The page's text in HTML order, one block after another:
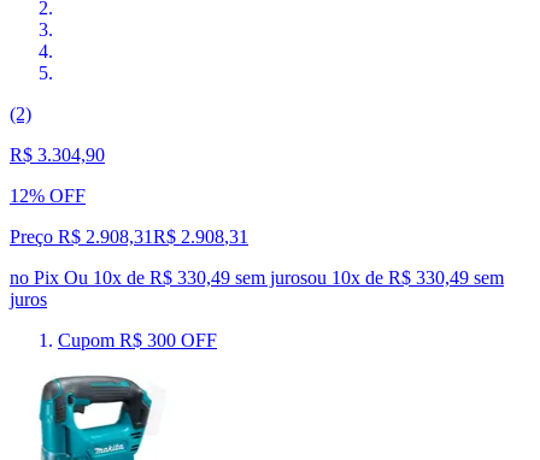
(2)
R$ 3.304,90
12% OFF
Preço R$ 2.908,31R$ 2.908,31
no Pix Ou 10x de R$ 330,49 sem jurosou 10x de R$ 330,49 sem
juros
Cupom R$ 300 OFF